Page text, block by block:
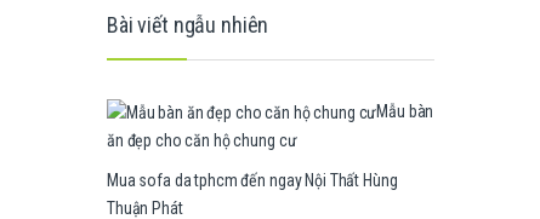
Bài viết ngẫu nhiên
Mẫu bàn
ăn đẹp cho căn hộ chung cư
Mua sofa da tphcm đến ngay Nội Thất Hùng
Thuận Phát